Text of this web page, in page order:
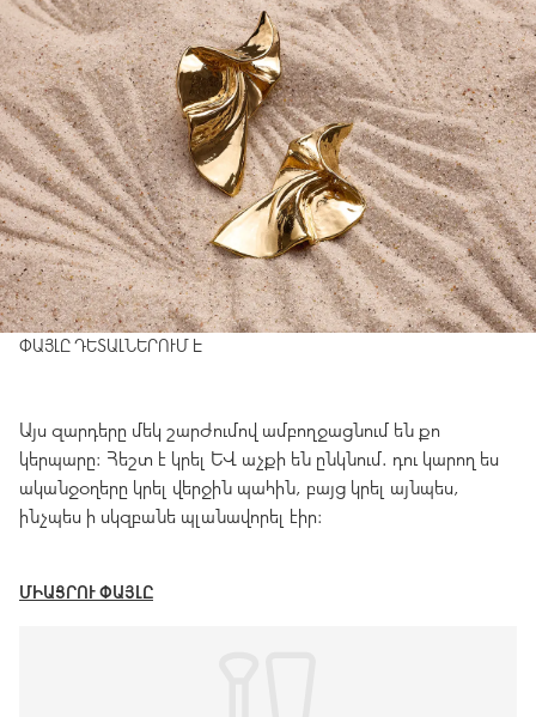
ՓԱՅԼԸ ԴԵՏԱԼՆԵՐՈՒՄ Է
Այս զարդերը մեկ շարժումով ամբողջացնում են քո
կերպարը։ Հեշտ է կրել և աչքի են ընկնում. դու կարող ես
ականջօղերը կրել վերջին պահին, բայց կրել այնպես,
ինչպես ի սկզբանե պլանավորել էիր։
ՄԻԱՑՐՈՒ ՓԱՅԼԸ